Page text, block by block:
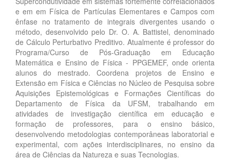
e em em Física de Partículas Elementares e Campos com
ênfase no tratamento de integrais divergentes usando o
método, desenvolvido pelo Dr. O. A. Battistel, denominado
de Cálculo Perturbativo Preditivo. Atualmente é professor do
Programa/Curso de Pós-Graduação em Educação
Matemática e Ensino de Física - PPGEMEF, onde orienta
alunos do mestrado. Coordena projetos de Ensino e
Extensão em Física e Ciências no Núcleo de Pesquisa sobre
Aquisições Epistemológicas e Formações Científicas do
Departamento de Física da UFSM, trabalhando em
atividades de investigação científica em educação e
formação de professores, para o ensino básico,
desenvolvendo metodologias contemporâneas laboratorial e
experimental, com ações interdisciplinares, no ensino da
área de Ciências da Natureza e suas Tecnologias.